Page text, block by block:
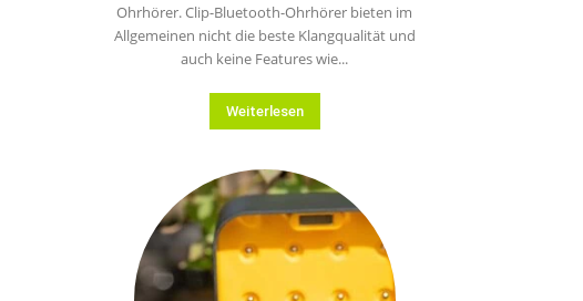
Ohrhörer. Clip-Bluetooth-Ohrhörer bieten im
Allgemeinen nicht die beste Klangqualität und
auch keine Features wie...
Weiterlesen